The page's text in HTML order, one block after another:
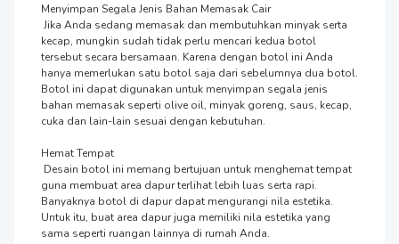
Menyimpan Segala Jenis Bahan Memasak Cair
kecap, mungkin sudah tidak perlu mencari kedua botol
tersebut secara bersamaan. Karena dengan botol ini Anda
hanya memerlukan satu botol saja dari sebelumnya dua botol.
Botol ini dapat digunakan untuk menyimpan segala jenis
bahan memasak seperti olive oil, minyak goreng, saus, kecap,
cuka dan lain-lain sesuai dengan kebutuhan.
Hemat Tempat
guna membuat area dapur terlihat lebih luas serta rapi.
Banyaknya botol di dapur dapat mengurangi nila estetika.
Untuk itu, buat area dapur juga memiliki nila estetika yang
sama seperti ruangan lainnya di rumah Anda.